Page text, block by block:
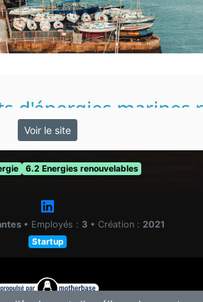
Voir le site
6.2 Energies renouvelables
• Employés : 3 • Création : 2021
Startup